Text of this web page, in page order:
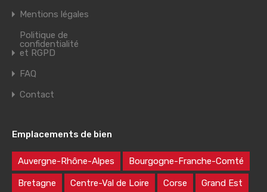
Mentions légales
Politique de
confidentialité
et RGPD
FAQ
Contact
Emplacements de bien
Auvergne-Rhône-Alpes Bourgogne-Franche-Comté
Bretagne Centre-Val de Loire Corse Grand Est